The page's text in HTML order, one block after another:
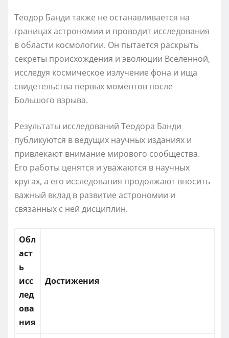
Теодор Банди также не останавливается на
границах астрономии и проводит исследования
в области космологии. Он пытается раскрыть
секреты происхождения и эволюции Вселенной,
исследуя космическое излучение фона и ища
свидетельства первых моментов после
Большого взрыва.
Результаты исследований Теодора Банди
публикуются в ведущих научных изданиях и
привлекают внимание мирового сообщества.
Его работы ценятся и уважаются в научных
кругах, а его исследования продолжают вносить
важный вклад в развитие астрономии и
связанных с ней дисциплин.
Обл
аст
ь
исс
лед
ова
ния
Достижения